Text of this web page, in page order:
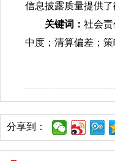
信息披露质量提供了
关键词： 社会
中度；清算偏差；
分享到：